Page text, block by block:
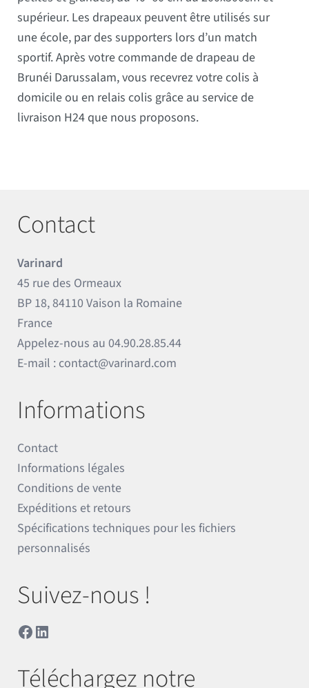
supérieur. Les drapeaux peuvent être utilisés sur
une école, par des supporters lors d’un match
sportif. Après votre commande de drapeau de
Brunéi Darussalam, vous recevrez votre colis à
domicile ou en relais colis grâce au service de
livraison H24 que nous proposons.
Contact
Varinard
45 rue des Ormeaux
BP 18, 84110 Vaison la Romaine
France
Appelez-nous au04.90.28.85.44
E-mail : contact@varinard.com
Informations
Contact
Informations légales
Conditions de vente
Expéditions et retours
Spécifications techniques pour les fichiers
personnalisés
Suivez-nous !
Facebook
LinkedIn
Téléchargez notre